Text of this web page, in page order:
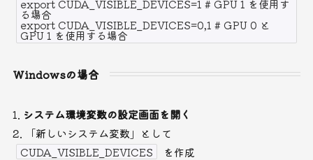
export CUDA_VISIBLE_DEVICES=1 # GPU 1 を使用す
る場合
export CUDA_VISIBLE_DEVICES=0,1 # GPU 0 と
GPU 1 を使用する場合
Windowsの場合
システム環境変数の設定画面を開く
「新しいシステム変数」として
CUDA_VISIBLE_DEVICES
を作成